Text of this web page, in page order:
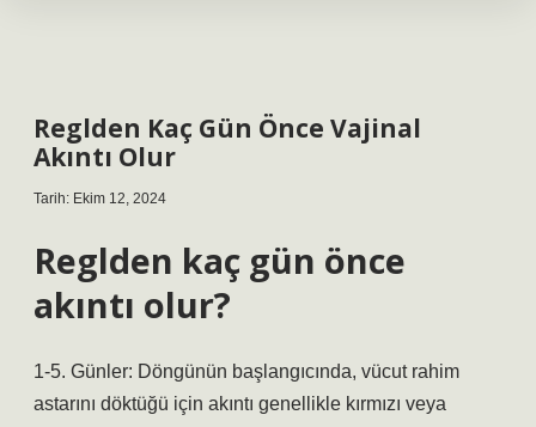
Reglden Kaç Gün Önce Vajinal
Akıntı Olur
Tarih: Ekim 12, 2024
Reglden kaç gün önce
akıntı olur?
1-5. Günler: Döngünün başlangıcında, vücut rahim
astarını döktüğü için akıntı genellikle kırmızı veya